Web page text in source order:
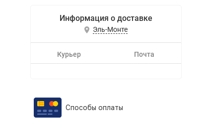
Информация о доставке
Эль-Монте
Курьер Почта
Способы оплаты